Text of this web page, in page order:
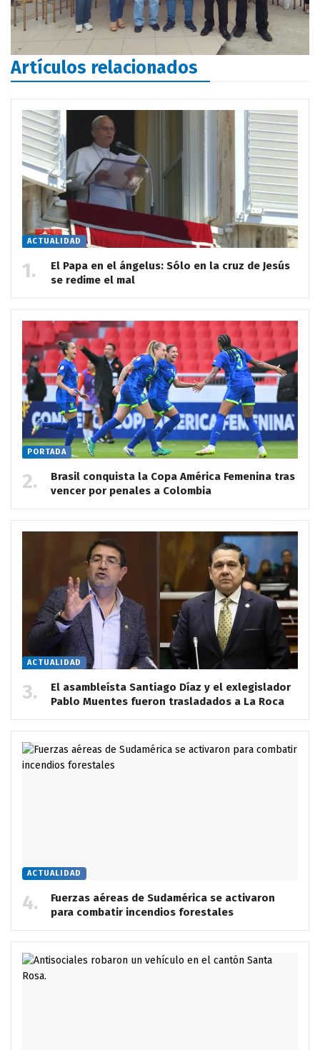
Artículos relacionados
ACTUALIDAD
El Papa en el ángelus: Sólo en la cruz de Jesús
se redime el mal
PORTADA
Brasil conquista la Copa América Femenina tras
vencer por penales a Colombia
ACTUALIDAD
El asambleísta Santiago Díaz y el exlegislador
Pablo Muentes fueron trasladados a La Roca
ACTUALIDAD
Fuerzas aéreas de Sudamérica se activaron
para combatir incendios forestales